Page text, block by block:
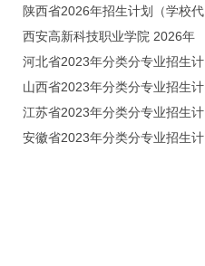
赛中喜获佳绩
陕西省2026年招生计划（学校代
码：8103）
西安高新科技职业学院 2026年
招生章程
河北省2023年分类分专业招生计
划（院校代号：1889）
山西省2023年分类分专业招生计
划（院校代号：5560）
江苏省2023年分类分专业招生计
划（院校代号：8931）
安徽省2023年分类分专业招生计